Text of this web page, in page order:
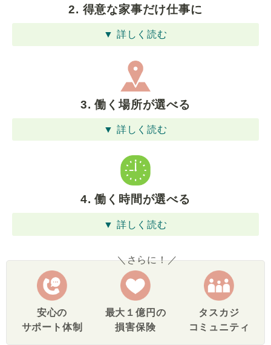
2. 得意な家事だけ仕事に
▼ 詳しく読む
3. 働く場所が選べる
▼ 詳しく読む
4. 働く時間が選べる
▼ 詳しく読む
＼さらに！／
安心の
サポート体制
最大１億円の
損害保険
タスカジ
コミュニティ